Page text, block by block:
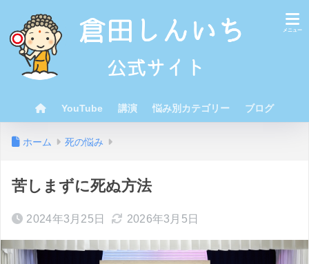
YouTube 講演 悩み別カテゴリー ブログ
ホーム 死の悩み
苦しまずに死ぬ方法
2024年3月25日 2026年3月5日